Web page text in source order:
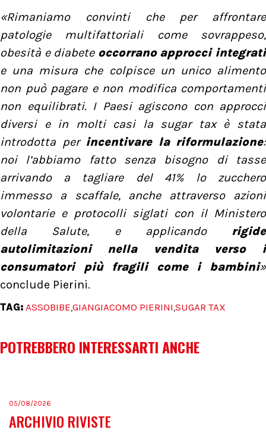
«Rimaniamo convinti che per affrontare
patologie multifattoriali come sovrappeso,
obesità e diabete occorrano approcci integrati
e una misura che colpisce un unico alimento
non può pagare e non modifica comportamenti
non equilibrati. I Paesi agiscono con approcci
diversi e in molti casi la sugar tax è stata
introdotta per incentivare la riformulazione:
noi l’abbiamo fatto senza bisogno di tasse
arrivando a tagliare del 41% lo zucchero
immesso a scaffale, anche attraverso azioni
volontarie e protocolli siglati con il Ministero
della Salute, e applicando rigide
autolimitazioni nella vendita verso i
consumatori più fragili come i bambini»
conclude Pierini.
TAG: ASSOBIBE,GIANGIACOMO PIERINI,SUGAR TAX
POTREBBERO INTERESSARTI ANCHE
05/08/2026
ARCHIVIO RIVISTE